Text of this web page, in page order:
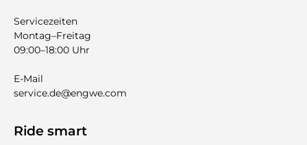
Servicezeiten
Montag–Freitag
09:00–18:00 Uhr
E-Mail
service.de@engwe.com
Ride smart